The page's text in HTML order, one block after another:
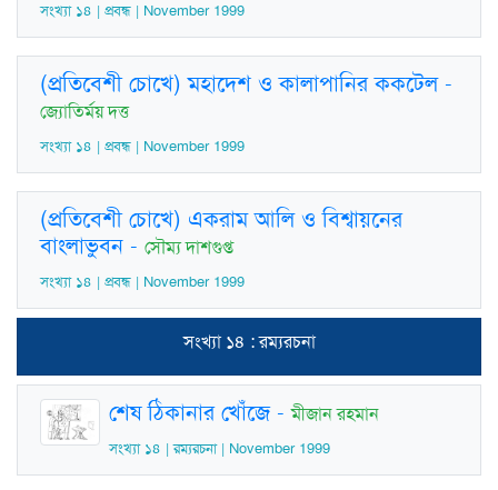
সংখ্যা ১৪ | প্রবন্ধ | November 1999
(প্রতিবেশী চোখে) মহাদেশ ও কালাপানির ককটেল-
জ্যোতির্ময় দত্ত
সংখ্যা ১৪ | প্রবন্ধ | November 1999
(প্রতিবেশী চোখে) একরাম আলি ও বিশ্বায়নের
বাংলাভুবন - সৌম্য দাশগুপ্ত
সংখ্যা ১৪ | প্রবন্ধ | November 1999
সংখ্যা ১৪ : রম্যরচনা
শেষ ঠিকানার খোঁজে-মীজান রহমান
সংখ্যা ১৪ | রম্যরচনা | November 1999